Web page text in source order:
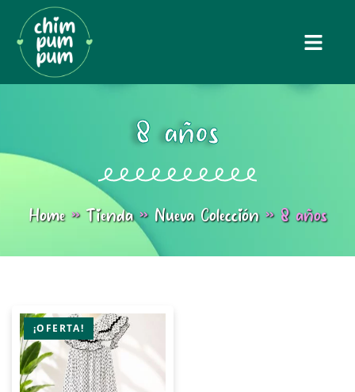
8 años
Home» Tienda» Nueva Colección» 8 años
¡OFERTA!